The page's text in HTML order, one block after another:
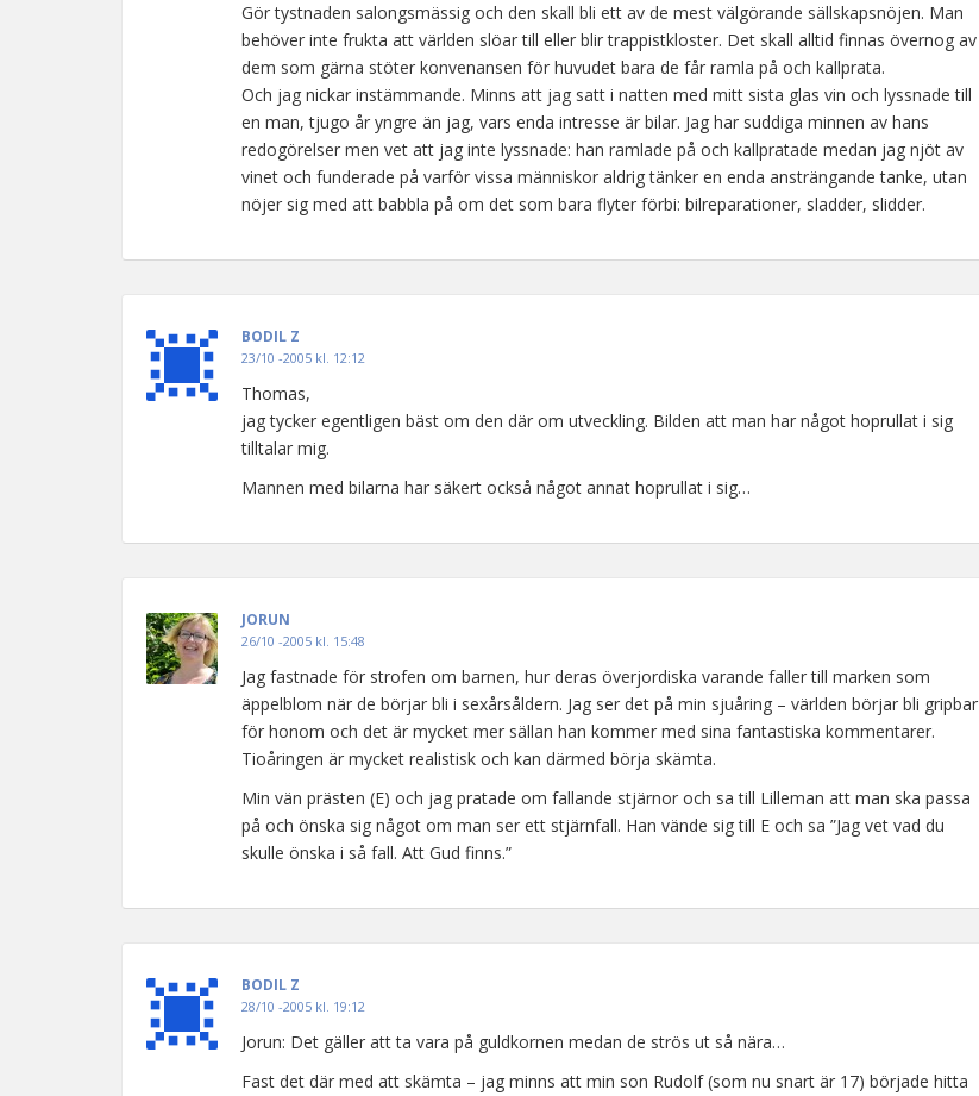
Gör tystnaden salongsmässig och den skall bli ett av de mest välgörande sällskapsnöjen. Man
behöver inte frukta att världen slöar till eller blir trappistkloster. Det skall alltid finnas övernog av
dem som gärna stöter konvenansen för huvudet bara de får ramla på och kallprata.
Och jag nickar instämmande. Minns att jag satt i natten med mitt sista glas vin och lyssnade till
en man, tjugo år yngre än jag, vars enda intresse är bilar. Jag har suddiga minnen av hans
redogörelser men vet att jag inte lyssnade: han ramlade på och kallpratade medan jag njöt av
vinet och funderade på varför vissa människor aldrig tänker en enda ansträngande tanke, utan
nöjer sig med att babbla på om det som bara flyter förbi: bilreparationer, sladder, slidder.
BODIL Z
23/10 -2005 kl. 12:12
Thomas,
jag tycker egentligen bäst om den där om utveckling. Bilden att man har något hoprullat i sig
tilltalar mig.
Mannen med bilarna har säkert också något annat hoprullat i sig…
JORUN
26/10 -2005 kl. 15:48
Jag fastnade för strofen om barnen, hur deras överjordiska varande faller till marken som
äppelblom när de börjar bli i sexårsåldern. Jag ser det på min sjuåring – världen börjar bli gripbar
för honom och det är mycket mer sällan han kommer med sina fantastiska kommentarer.
Tioåringen är mycket realistisk och kan därmed börja skämta.
Min vän prästen (E) och jag pratade om fallande stjärnor och sa till Lilleman att man ska passa
på och önska sig något om man ser ett stjärnfall. Han vände sig till E och sa ”Jag vet vad du
skulle önska i så fall. Att Gud finns.”
BODIL Z
28/10 -2005 kl. 19:12
Jorun: Det gäller att ta vara på guldkornen medan de strös ut så nära…
Fast det där med att skämta – jag minns att min son Rudolf (som nu snart är 17) började hitta